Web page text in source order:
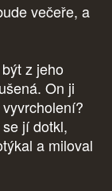
večeře, a
z jeho
On ji
jí dotkl,
a miloval